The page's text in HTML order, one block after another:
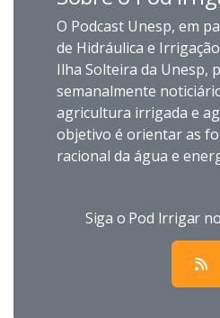
O Podcast Unesp, em
de Hidráulica e
Ilha Solteira da Unesp,
semanalmente
agricultura irrigada e
objetivo é orientar as
racional da água e
Siga o Pod Irrigar